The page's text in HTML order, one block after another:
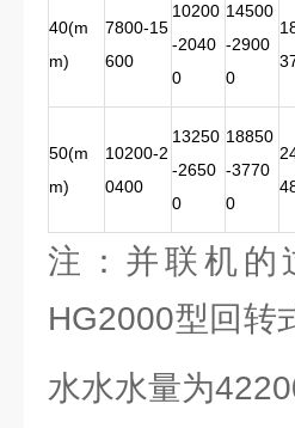
40(m
m)
7800-15
600
10200
-2040
0
14500
-2900
0
50(m
m)
10200-2
0400
13250
-2650
0
18850
-3770
0
注：并联机的
HG2000型回转
水水水量为